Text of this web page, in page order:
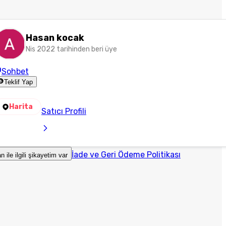
Hasan kocak
Nis 2022 tarihinden beri üye
Sohbet
Teklif Yap
Harita Satıcı Profili
ile ilgili şikayetim var İade ve Geri Ödeme Politikası